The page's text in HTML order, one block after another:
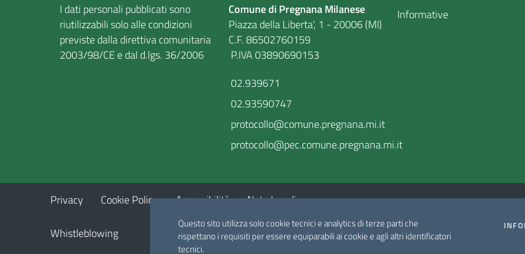
Questo sito utilizza solo cookie tecnici e analytics di terze parti che
rispettano i requisiti per essere equiparabili ai cookie e agli altri identificatori
tecnici.
I dati personali pubblicati sono
riutilizzabili solo alle condizioni
previste dalla direttiva comunitaria
2003/98/CE e dal d.lgs. 36/2006
Comune di Pregnana Milanese
Piazza della Liberta', 1 - 20006 (MI)
C.F. 86502760159
P.IVA 03890690153
02.939671
02.93590747
protocollo@comune.pregnana.mi.it
protocollo@pec.comune.pregnana.mi.it
Informative
Privacy Cookie Policy Accessibilità Note Legali
Whistleblowing